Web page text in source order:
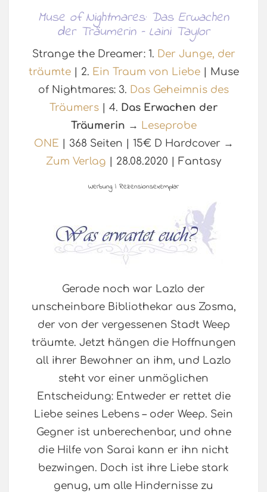
Muse of Nightmares: Das Erwachen
der Träumerin – Laini Taylor
Strange the Dreamer: 1. Der Junge, der
träumte| 2. Ein Traum von Liebe| Muse
of Nightmares: 3. Das Geheimnis des
Träumers | 4. Das Erwachen der
Träumerin → Leseprobe
ONE | 368 Seiten | 15€ D Hardcover →
Zum Verlag | 28.08.2020 | Fantasy
Werbung | Rezensionsexemplar
Gerade noch war Lazlo der
unscheinbare Bibliothekar aus Zosma,
der von der vergessenen Stadt Weep
träumte. Jetzt hängen die Hoffnungen
all ihrer Bewohner an ihm, und Lazlo
steht vor einer unmöglichen
Entscheidung: Entweder er rettet die
Liebe seines Lebens – oder Weep. Sein
Gegner ist unberechenbar, und ohne
die Hilfe von Sarai kann er ihn nicht
bezwingen. Doch ist ihre Liebe stark
genug, um alle Hindernisse zu